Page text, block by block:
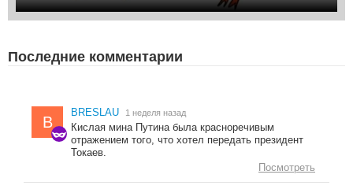
Последние комментарии
B
BRESLAU 1 неделя назад
Кислая мина Путина была красноречивым
отражением того, что хотел передать президент
Токаев.
Посмотреть